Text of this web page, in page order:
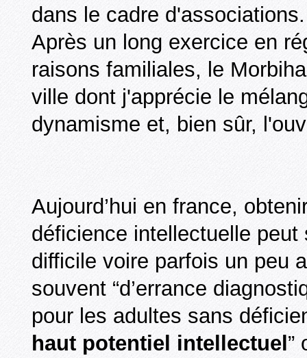
dans le cadre d'associations.
Après un long exercice en
raisons familiales, le
ville dont j'apprécie le
dynamisme et, bien sûr,
Aujourd’hui en france,
déficience intellectuelle
difficile voire parfois un peu
souvent “d’errance
pour les adultes sans
haut potentiel intellectuel ”